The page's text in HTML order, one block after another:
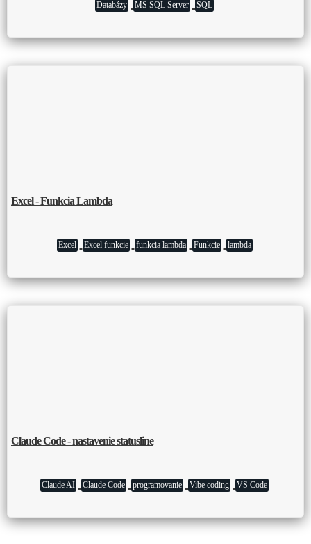
Databázy MS SQL Server SQL
Excel - Funkcia Lambda
Excel Excel funkcie funkcia lambda Funkcie lambda
Claude Code - nastavenie statusline
Claude AI Claude Code programovanie Vibe coding VS Code